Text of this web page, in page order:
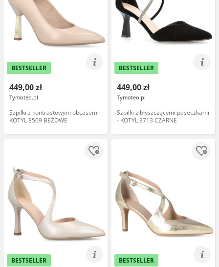
BESTSELLER
449,00 zł
Tymoteo.pl
Szpilki z kontrastowym obcasem -
KOTYL 8509 BEŻOWE
BESTSELLER
449,00 zł
Tymoteo.pl
Szpilki z błyszczącymi paseczkami
- KOTYL 3713 CZARNE
BESTSELLER BESTSELLER